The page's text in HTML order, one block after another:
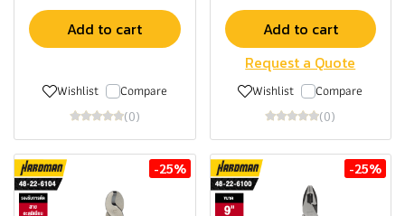
Add to cart
Wishlist Compare
(0)
Add to cart
Request a Quote
Wishlist Compare
(0)
-25% -25%